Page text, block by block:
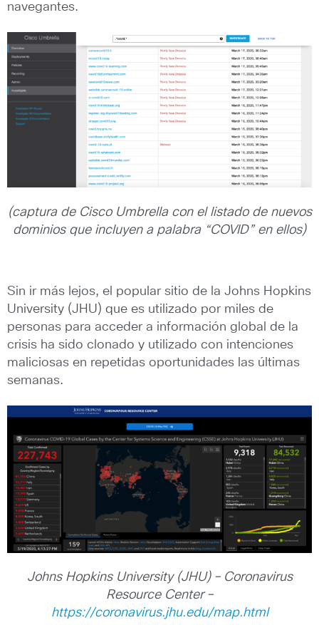
navegantes.
(captura de Cisco Umbrella con el listado de nuevos
dominios que incluyen a palabra “COVID” en ellos)
Sin ir más lejos, el popular sitio de la Johns Hopkins
University (JHU) que es utilizado por miles de
personas para acceder a información global de la
crisis ha sido clonado y utilizado con intenciones
maliciosas en repetidas oportunidades las últimas
semanas.
Johns Hopkins University (JHU) – Coronavirus
Resource Center –
https://coronavirus.jhu.edu/map.html